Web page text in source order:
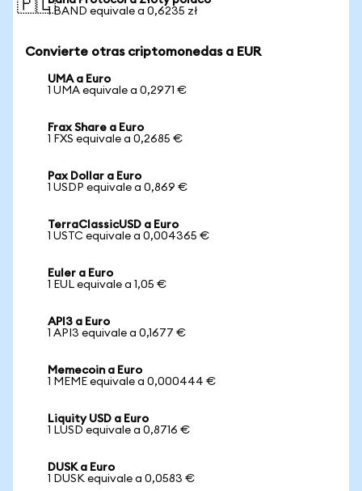
🇵🇱1 BAND equivale a 0,6235 zł
Convierte otras criptomonedas a EUR
UMA a Euro
1 UMA equivale a 0,2971 €
Frax Share a Euro
1 FXS equivale a 0,2685 €
Pax Dollar a Euro
1 USDP equivale a 0,869 €
TerraClassicUSD a Euro
1 USTC equivale a 0,004365 €
Euler a Euro
1 EUL equivale a 1,05 €
API3 a Euro
1 API3 equivale a 0,1677 €
Memecoin a Euro
1 MEME equivale a 0,000444 €
Liquity USD a Euro
1 LUSD equivale a 0,8716 €
DUSK a Euro
1 DUSK equivale a 0,0583 €